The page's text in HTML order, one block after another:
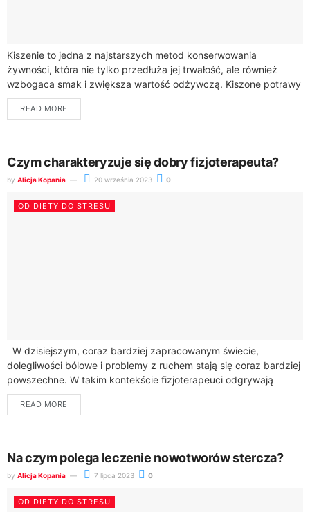
Kiszenie to jedna z najstarszych metod konserwowania
żywności, która nie tylko przedłuża jej trwałość, ale również
wzbogaca smak i zwiększa wartość odżywczą. Kiszone potrawy
są bogate w probiotyki, które wspomagają...
READ MORE
Czym charakteryzuje się dobry fizjoterapeuta?
by Alicja Kopania 20 września 2023 0
OD DIETY DO STRESU
W dzisiejszym, coraz bardziej zapracowanym świecie,
dolegliwości bólowe i problemy z ruchem stają się coraz bardziej
powszechne. W takim kontekście fizjoterapeuci odgrywają
kluczową rolę w poprawie jakości życia wielu...
READ MORE
Na czym polega leczenie nowotworów stercza?
by Alicja Kopania 7 lipca 2023 0
OD DIETY DO STRESU